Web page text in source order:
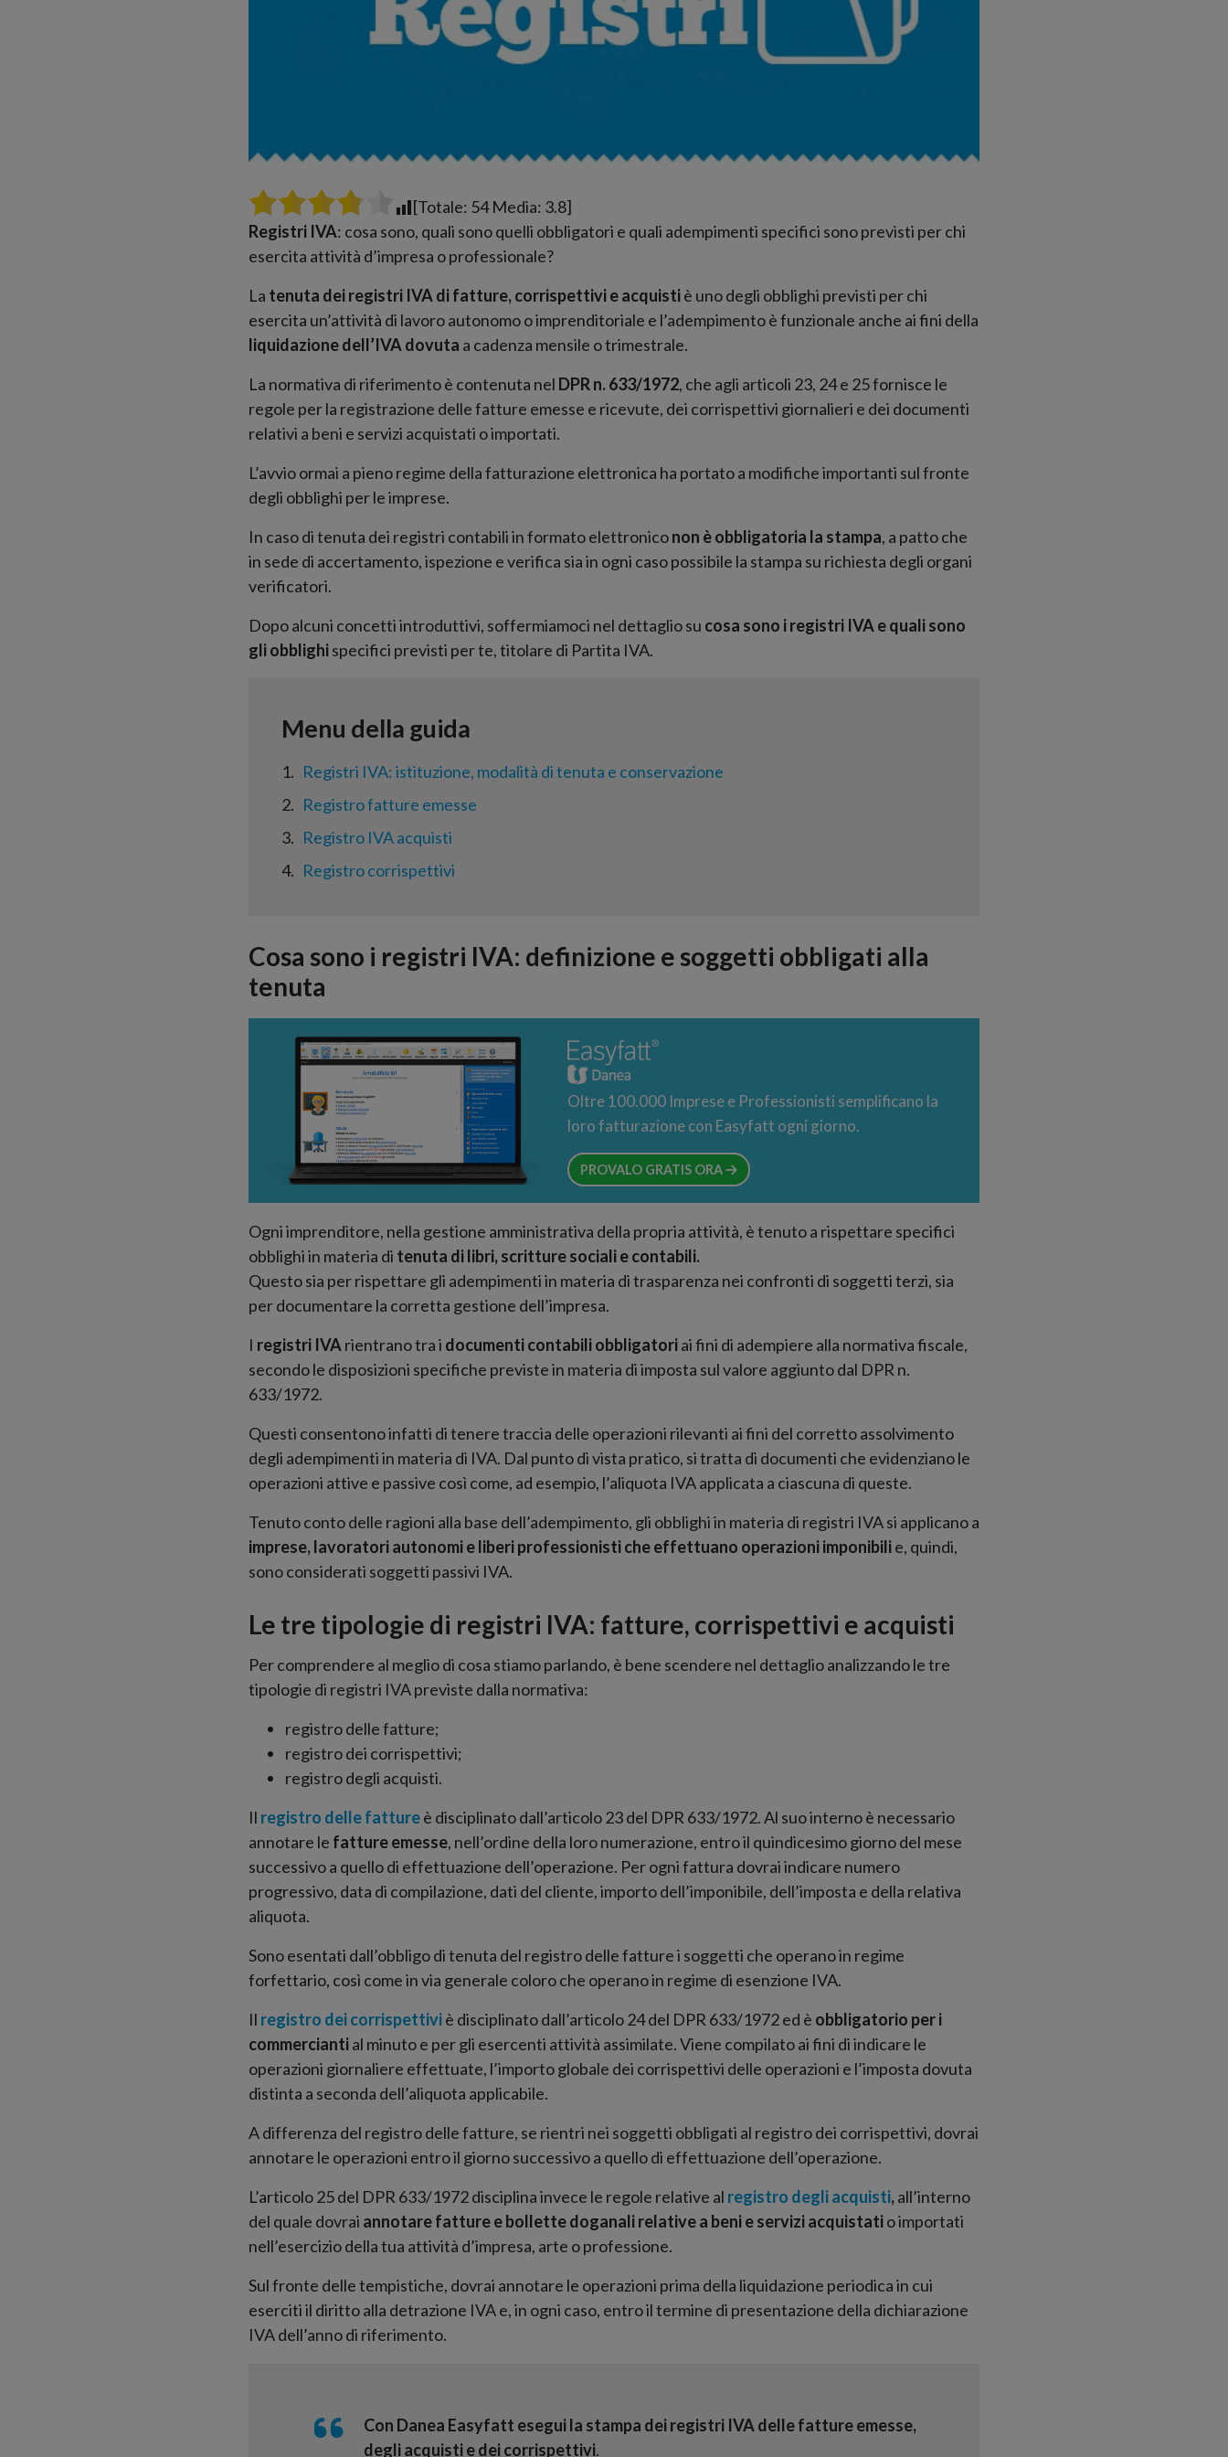
[Totale: 54Media: 3.8]
Registri IVA: cosa sono, quali sono quelli obbligatori e quali adempimenti specifici sono previsti per chi
esercita attività d’impresa o professionale?
La tenuta dei registri IVA di fatture, corrispettivi e acquistiè uno degli obblighi previsti per chi
esercita un’attività di lavoro autonomo o imprenditoriale e l’adempimento è funzionale anche ai fini della
liquidazione dell’IVA dovuta a cadenza mensile o trimestrale.
La normativa di riferimento è contenuta nel DPR n. 633/1972, che agli articoli 23, 24 e 25 fornisce le
regole per la registrazione delle fatture emesse e ricevute, dei corrispettivi giornalieri e dei documenti
relativi a beni e servizi acquistati o importati.
L’avvio ormai a pieno regime della fatturazione elettronica ha portato a modifiche importanti sul fronte
degli obblighi per le imprese.
In caso di tenuta dei registri contabili in formato elettroniconon è obbligatoria la stampa, a patto che
in sede di accertamento, ispezione e verifica sia in ogni caso possibile la stampa su richiesta degli organi
verificatori.
Dopo alcuni concetti introduttivi, soffermiamoci nel dettaglio su cosa sono i registri IVA e quali sono
gli obblighispecifici previsti per te, titolare di Partita IVA.
1
Registri IVA: istituzione, modalità di tenuta e conservazione
2
Registro fatture emesse
3
Registro IVA acquisti
4
Registro corrispettivi
Cosa sono i registri IVA: definizione e soggetti obbligati alla
tenuta
Oltre 100.000 Imprese e Professionisti semplificano la
loro fatturazione con Easyfatt ogni giorno.
PROVALO GRATIS ORA
Ogni imprenditore, nella gestione amministrativa della propria attività, è tenuto a rispettare specifici
obblighi in materia di tenuta di libri, scritture sociali e contabili.
Questo sia per rispettare gli adempimenti in materia di trasparenza nei confronti di soggetti terzi, sia
per documentare la corretta gestione dell’impresa.
I registri IVA rientrano tra i documenti contabili obbligatoriai fini di adempiere alla normativa fiscale,
secondo le disposizioni specifiche previste in materia di imposta sul valore aggiunto dal DPR n.
633/1972.
Questi consentono infatti di tenere traccia delle operazioni rilevanti ai fini del corretto assolvimento
degli adempimenti in materia di IVA. Dal punto di vista pratico, si tratta di documenti che evidenziano le
operazioni attive e passive così come, ad esempio, l’aliquota IVA applicata a ciascuna di queste.
Tenuto conto delle ragioni alla base dell’adempimento, gli obblighi in materia di registri IVA si applicano a
imprese, lavoratori autonomi e liberi professionisti che effettuano operazioni imponibilie, quindi,
sono considerati soggetti passivi IVA.
Le tre tipologie di registri IVA: fatture, corrispettivi e acquisti
Per comprendere al meglio di cosa stiamo parlando, è bene scendere nel dettaglio analizzando le tre
tipologie di registri IVA previste dalla normativa:
registro delle fatture;
registro dei corrispettivi;
registro degli acquisti.
Il registro delle fattureè disciplinato dall’articolo 23 del DPR 633/1972. Al suo interno è necessario
annotare le fatture emesse, nell’ordine della loro numerazione, entro il quindicesimo giorno del mese
successivo a quello di effettuazione dell’operazione. Per ogni fattura dovrai indicare numero
progressivo, data di compilazione, dati del cliente, importo dell’imponibile, dell’imposta e della relativa
aliquota.
Sono esentati dall’obbligo di tenuta del registro delle fatture i soggetti che operano in regime
forfettario, così come in via generale coloro che operano in regime di esenzione IVA.
Il registro dei corrispettiviè disciplinato dall’articolo 24 del DPR 633/1972 ed è obbligatorio per i
commerciantial minuto e per gli esercenti attività assimilate. Viene compilato ai fini di indicare le
operazioni giornaliere effettuate, l’importo globale dei corrispettivi delle operazioni e l’imposta dovuta
distinta a seconda dell’aliquota applicabile.
A differenza del registro delle fatture, se rientri nei soggetti obbligati al registro dei corrispettivi, dovrai
annotare le operazioni entro il giorno successivo a quello di effettuazione dell’operazione.
L’articolo 25 del DPR 633/1972 disciplina invece le regole relative al registro degli acquisti,all’interno
del quale dovrai annotare fatture e bollette doganali relative a beni e servizi acquistatio importati
nell’esercizio della tua attività d’impresa, arte o professione.
Sul fronte delle tempistiche, dovrai annotare le operazioni prima della liquidazione periodica in cui
eserciti il diritto alla detrazione IVA e, in ogni caso, entro il termine di presentazione della dichiarazione
IVA dell’anno di riferimento.
Con Danea Easyfatt esegui la stampa dei registri IVA delle fatture emesse,
degli acquisti e dei corrispettivi.